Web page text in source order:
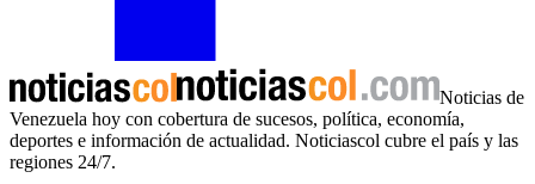
Noticias de
Venezuela hoy con cobertura de sucesos, política, economía,
deportes e información de actualidad. Noticiascol cubre el país y las
regiones 24/7.